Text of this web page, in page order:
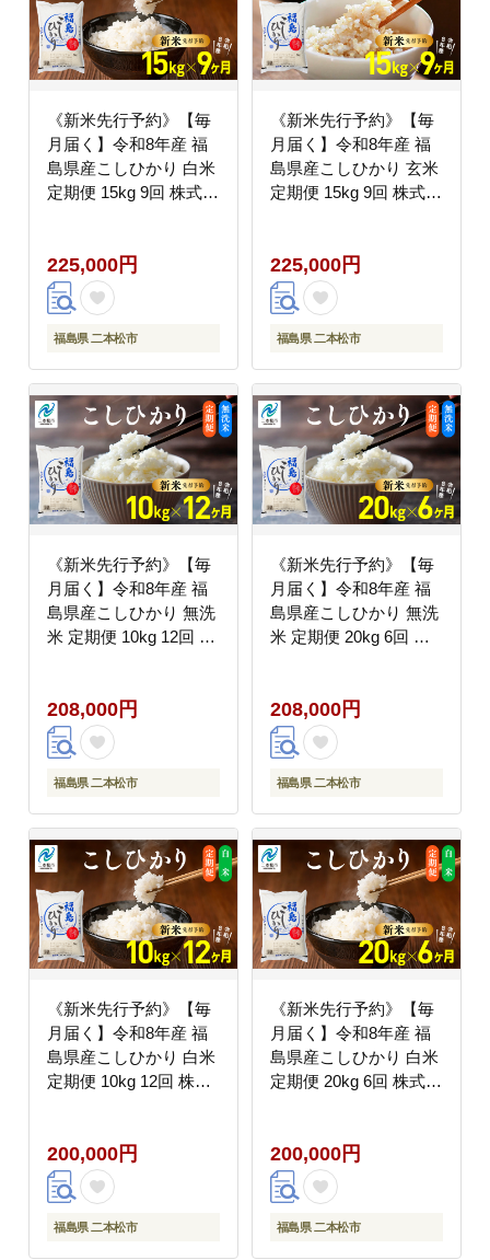
《新米先行予約》【毎
月届く】令和8年産 福
島県産こしひかり 白米
定期便 15kg 9回 株式会
225,000円
福島県 二本松市
《新米先行予約》【毎
月届く】令和8年産 福
島県産こしひかり 玄米
定期便 15kg 9回 株式会
225,000円
福島県 二本松市
《新米先行予約》【毎
月届く】令和8年産 福
島県産こしひかり 無洗
米 定期便 10kg 12回 株
208,000円
福島県 二本松市
《新米先行予約》【毎
月届く】令和8年産 福
島県産こしひかり 無洗
米 定期便 20kg 6回 株
208,000円
福島県 二本松市
《新米先行予約》【毎
月届く】令和8年産 福
島県産こしひかり 白米
定期便 10kg 12回 株式
200,000円
福島県 二本松市
《新米先行予約》【毎
月届く】令和8年産 福
島県産こしひかり 白米
定期便 20kg 6回 株式会
200,000円
福島県 二本松市